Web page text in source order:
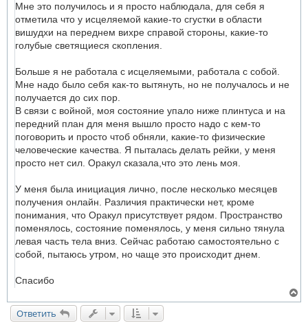
Мне это получилось и я просто наблюдала, для себя я
отметила что у исцеляемой какие-то сгустки в области
вишудхи на переднем вихре справой стороны, какие-то
голубые светящиеся скопления.
Больше я не работала с исцеляемыми, работала с собой.
Мне надо было себя как-то вытянуть, но не получалось и не
получается до сих пор.
В связи с войной, моя состояние упало ниже плинтуса и на
передний план для меня вышло просто надо с кем-то
поговорить и просто чтоб обняли, какие-то физические
человеческие качества. Я пыталась делать рейки, у меня
просто нет сил. Оракул сказала,что это лень моя.
У меня была инициация лично, после несколько месяцев
получения онлайн. Различия практически нет, кроме
понимания, что Оракул присутствует рядом. Пространство
поменялось, состояние поменялось, у меня сильно тянула
левая часть тела вниз. Сейчас работаю самостоятельно с
собой, пытаюсь утром, но чаще это происходит днем.
Спасибо
е
Ответить